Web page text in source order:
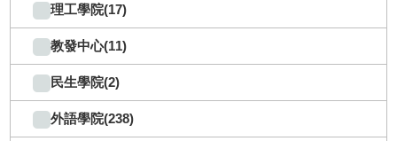
理工學院(17)
教發中心(11)
民生學院(2)
外語學院(238)